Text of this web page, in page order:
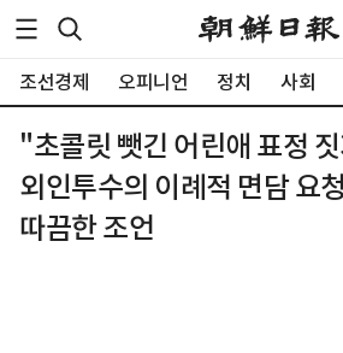
조선경제 오피니언 정치 사회
"초콜릿 뺏긴 어린애 표정
외인투수의 이례적 면담 요
따끔한 조언